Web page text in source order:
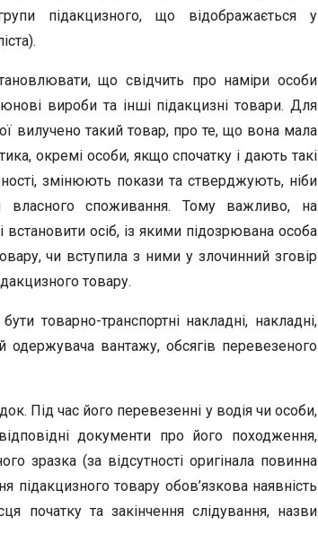
підакцизного, що відображається у
що свідчить про наміри особи
вироби та інші підакцизні товари. Для
вилучено такий товар, про те, що вона мала
окремі особи, якщо спочатку і дають такі
змінюють покази та стверджують, ніби
власного споживання. Тому важливо, на
встановити осіб, із якими підозрювана особа
чи вступила з ними у злочинний зговір
товару.
товарно-транспортні накладні, накладні,
одержувача вантажу, обсягів перевезеного
Під час його перевезенні у водія чи особи,
документи про його походження,
зразка (за відсутності оригінала повинна
підакцизного товару обов’язкова наявність
початку та закінчення слідування, назви